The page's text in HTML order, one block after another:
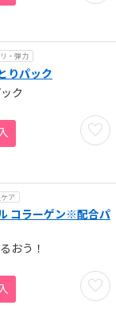
・弾力
りパック
ク
お気
ア
コラーゲン※配合パ
おう！
お気